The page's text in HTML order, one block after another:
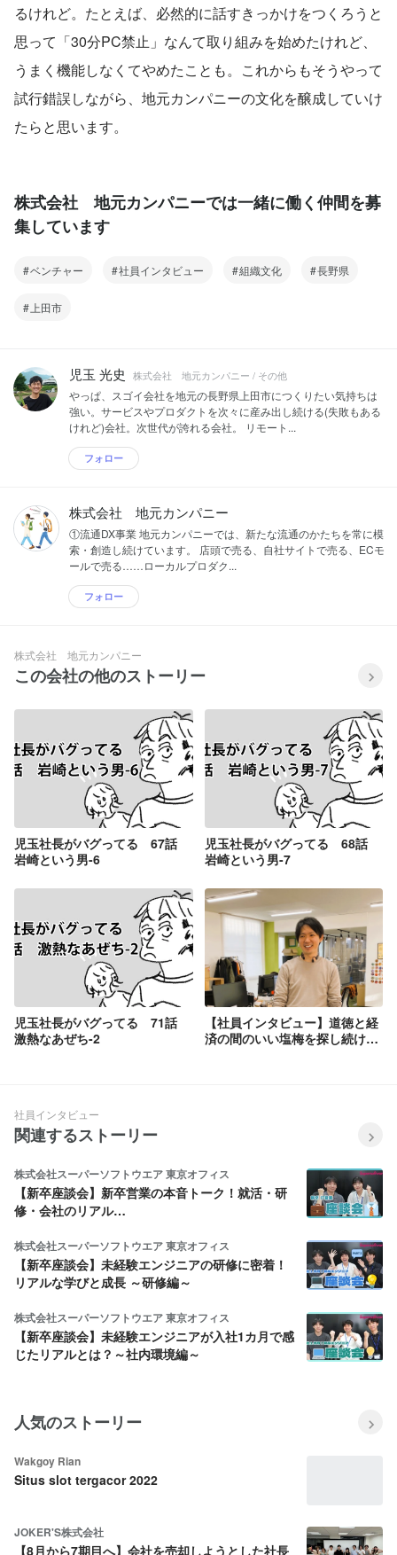
るけれど。たとえば、必然的に話すきっかけをつくろうと
思って「30分PC禁止」なんて取り組みを始めたけれど、
うまく機能しなくてやめたことも。これからもそうやって
試行錯誤しながら、地元カンパニーの文化を醸成していけ
たらと思います。
株式会社 地元カンパニーでは一緒に働く仲間を募
集しています
ベンチャー 社員インタビュー 組織文化 長野県
上田市
児玉 光史 株式会社 地元カンパニー / その他
やっぱ、スゴイ会社を地元の長野県上田市につくりたい気持ちは
強い。サービスやプロダクトを次々に産み出し続ける(失敗もある
けれど)会社。次世代が誇れる会社。 リモート...
フォロー
株式会社 地元カンパニー
①流通DX事業 地元カンパニーでは、新たな流通のかたちを常に模
索・創造し続けています。 店頭で売る、自社サイトで売る、ECモ
ールで売る……ローカルプロダク...
フォロー
株式会社 地元カンパニー
この会社の他のストーリー
児玉社長がバグってる 67話
岩崎という男-6
児玉社長がバグってる 68話
岩崎という男-7
児玉社長がバグってる 71話
激熱なあぜち-2
【社員インタビュー】道徳と経
済の間のいい塩梅を探し続けた
社員インタビュー
関連するストーリー
株式会社スーパーソフトウエア 東京オフィス
【新卒座談会】新卒営業の本音トーク！就活・研
修・会社のリアル…
株式会社スーパーソフトウエア 東京オフィス
【新卒座談会】未経験エンジニアの研修に密着！
リアルな学びと成長 ～研修編～
株式会社スーパーソフトウエア 東京オフィス
【新卒座談会】未経験エンジニアが入社1カ月で感
じたリアルとは？～社内環境編～
人気のストーリー
Wakgoy Rian
Situs slot tergacor 2022
JOKER'S株式会社
【8月から7期目へ】会社を売却しようとした社長